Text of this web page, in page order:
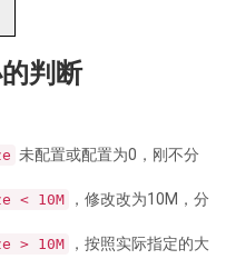
判断
未配置或配置为0，刚不分
< 10M
，修改改为10M，分
> 10M
，按照实际指定的大